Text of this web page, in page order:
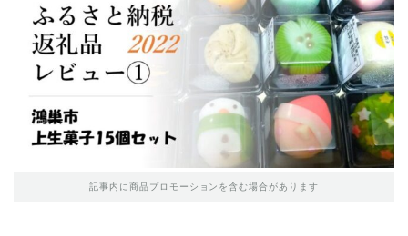
記事内に商品プロモーションを含む場合があります